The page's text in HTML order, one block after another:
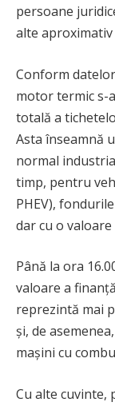
persoane
alte aproximativ
Conform
motor termic s-
totală a
Asta înseamnă
normal
timp, pentru
PHEV),
dar cu o valoare
Până la ora
valoare a
reprezintă mai
și, de
mașini cu
Cu alte cuvinte,